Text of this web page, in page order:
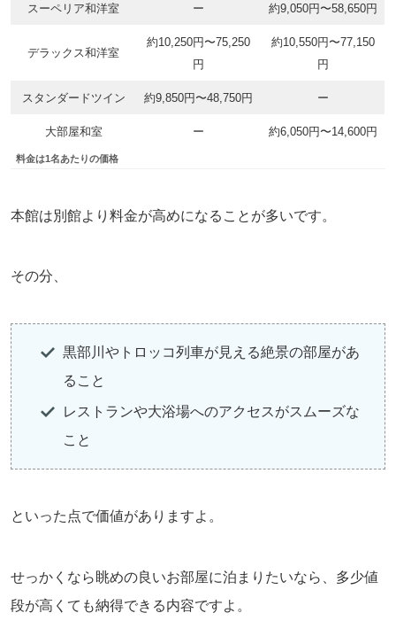
スーペリア和洋室 ー 約9,050円〜58,650円
デラックス和洋室
約10,250円〜75,250
円
約10,550円〜77,150
円
スタンダードツイン 約9,850円〜48,750円 ー
大部屋和室 ー 約6,050円〜14,600円
料金は1名あたりの価格
本館は別館より料金が高めになることが多いです。
その分、
黒部川やトロッコ列車が見える絶景の部屋があ
ること
レストランや大浴場へのアクセスがスムーズな
こと
といった点で価値がありますよ。
せっかくなら眺めの良いお部屋に泊まりたいなら、多少値
段が高くても納得できる内容ですよ。